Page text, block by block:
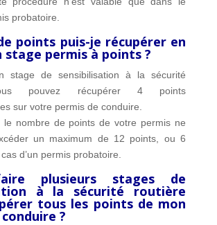
probatoire.
points puis-je récupérer en
stage permis à points ?
stage de sensibilisation à la sécurité
pouvez récupérer 4 points
sur votre permis de conduire.
le nombre de points de votre permis ne
un maximum de 12 points, ou 6
d’un permis probatoire.
plusieurs stages de
à la sécurité routière
tous les points de mon
?